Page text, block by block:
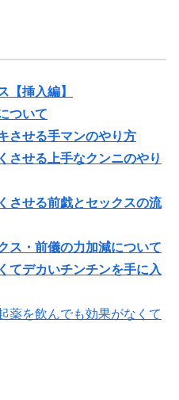
【挿入編】
ついて
させる手マンのやり方
させる上手なクンニのやり
させる前戯とセックスの流
ス・前儀の力加減について
てデカいチンチンを手に入
薬を飲んでも効果がなくて